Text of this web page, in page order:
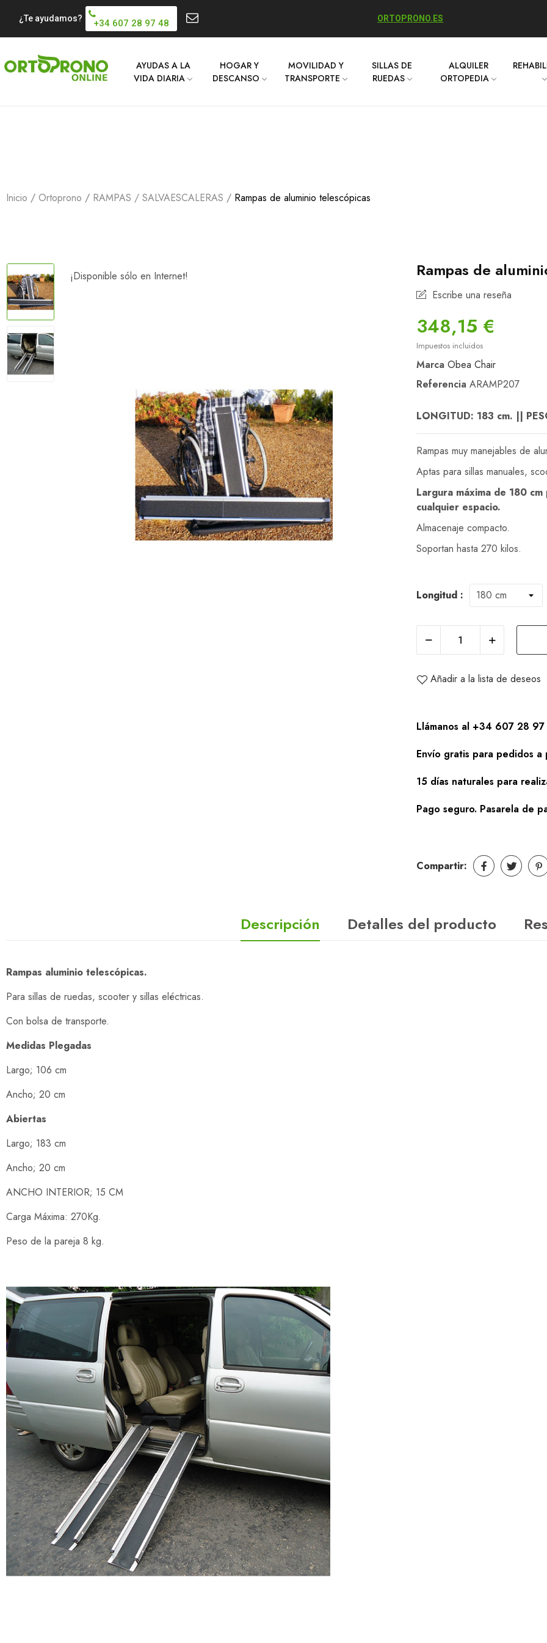
¿Te ayudamos? +34 607 28 97 48 ORTOPRONO.ES
AYUDAS A LA
VIDA DIARIA
HOGAR Y
DESCANSO
MOVILIDAD Y
TRANSPORTE
SILLAS DE
RUEDAS
ALQUILER
ORTOPEDIA
Inicio Ortoprono RAMPAS / SALVAESCALERAS Rampas de aluminio telescópicas
¡Disponible sólo en Internet! Rampas de
Escribe una reseña
348,15 €
Impuestos incluidos
Marca Obea Chair
Referencia ARAMP207
LONGITUD: 183 cm. ||
Rampas muy manejables de
Aptas para sillas manuales,
Largura máxima de 180
cualquier espacio.
Almacenaje compacto.
Soportan hasta 270 kilos.
Longitud :
Añadir a la lista de deseos
Llámanos al +34 607 28
Envío gratis para pedidos a
15 días naturales para
Pago seguro. Pasarela de
Compartir:
Descripción Detalles del producto
Rampas aluminio telescópicas.
Para sillas de ruedas, scooter y sillas eléctricas.
Con bolsa de transporte.
Medidas Plegadas
Largo; 106 cm
Ancho; 20 cm
Abiertas
Largo; 183 cm
Ancho; 20 cm
ANCHO INTERIOR; 15 CM
Carga Máxima: 270Kg.
Peso de la pareja 8 kg.